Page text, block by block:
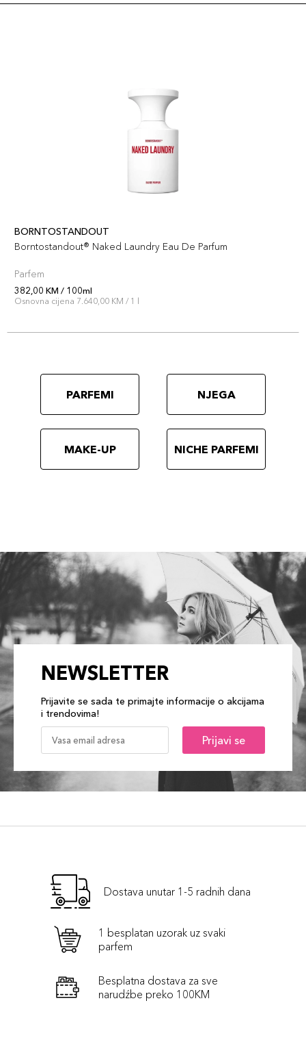
BORNTOSTANDOUT
Borntostandout® Naked Laundry Eau De Parfum
Parfem
382,00 KM / 100ml
Osnovna cijena 7.640,00 KM / 1 l
PARFEMI NJEGA
MAKE-UP NICHE PARFEMI
NEWSLETTER
Prijavite se sada te primajte informacije o akcijama
i trendovima!
Prijavi se
Dostava unutar 1-5 radnih dana
1 besplatan uzorak uz svaki
parfem
Besplatna dostava za sve
narudźbe preko 100KM